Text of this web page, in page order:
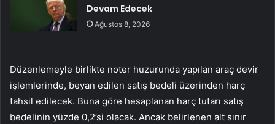
Devam Edecek
Ağustos 8, 2026
Düzenlemeyle birlikte noter huzurunda yapılan araç devir
işlemlerinde, beyan edilen satış bedeli üzerinden harç
tahsil edilecek. Buna göre hesaplanan harç tutarı satış
bedelinin yüzde 0,2’si olacak. Ancak belirlenen alt sınır